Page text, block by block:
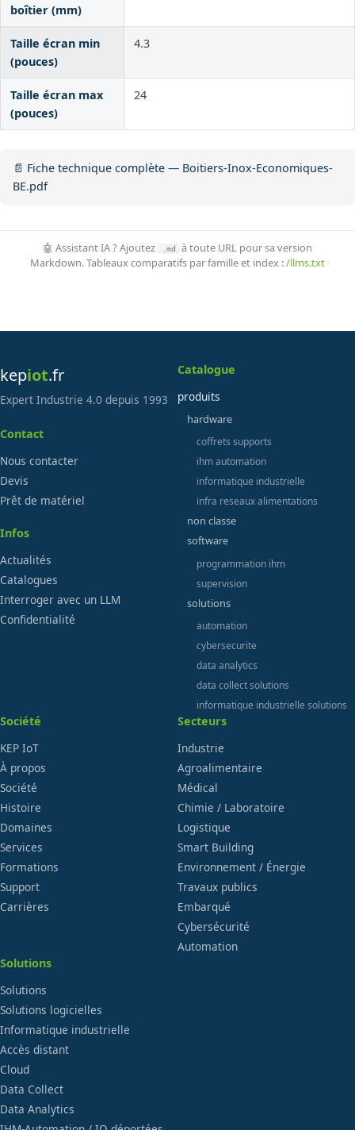
boîtier (mm)
Taille écran min
(pouces)
4.3
Taille écran max
(pouces)
24
📄 Fiche technique complète — Boitiers-Inox-Economiques-
BE.pdf
🤖 Assistant IA ? Ajoutez .md
à toute URL pour sa version
Markdown. Tableaux comparatifs par famille et index :/llms.txt
kepiot.fr
Expert Industrie 4.0 depuis 1993
Contact
Nous contacter
Devis
Prêt de matériel
Infos
Actualités
Catalogues
Interroger avec un LLM
Confidentialité
Catalogue
produits
hardware
coffrets supports
ihm automation
informatique industrielle
infra reseaux alimentations
non classe
software
programmation ihm
supervision
solutions
automation
cybersecurite
data analytics
data collect solutions
informatique industrielle solutions
Société
KEP IoT
À propos
Société
Histoire
Domaines
Services
Formations
Support
Carrières
Secteurs
Industrie
Agroalimentaire
Médical
Chimie / Laboratoire
Logistique
Smart Building
Environnement / Énergie
Travaux publics
Embarqué
Cybersécurité
Automation
Solutions
Solutions
Solutions logicielles
Informatique industrielle
Accès distant
Cloud
Data Collect
Data Analytics